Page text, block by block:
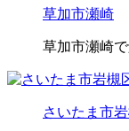
草加市瀬崎
草加市瀬崎
さいたま